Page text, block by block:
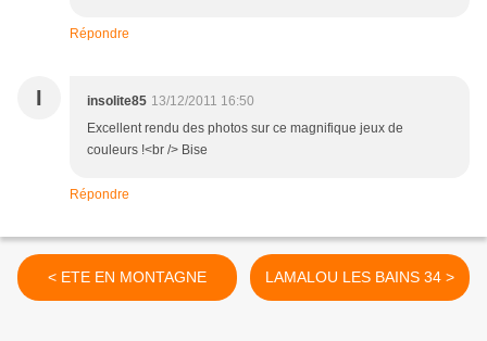
Répondre
I insolite85 13/12/2011 16:50
Excellent rendu des photos sur ce magnifique jeux de
couleurs !<br /> Bise
Répondre
< ETE EN MONTAGNE LAMALOU LES BAINS 34 >